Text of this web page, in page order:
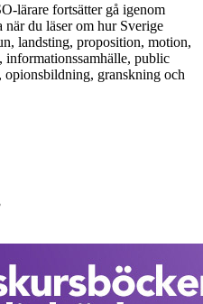
lärare fortsätter gå igenom
när du läser om hur Sverige
landsting, proposition, motion,
public
opionsbildning, granskning och